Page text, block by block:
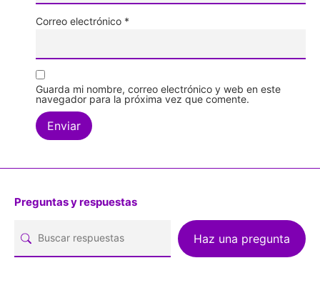
Correo electrónico *
Guarda mi nombre, correo electrónico y web en este
navegador para la próxima vez que comente.
Preguntas y respuestas
Haz una pregunta